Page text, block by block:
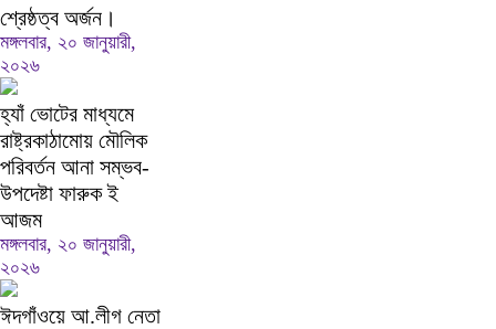
শ্রেষ্ঠত্ব অর্জন।
মঙ্গলবার, ২০ জানুয়ারী,
২০২৬
হ্যাঁ ভোটের মাধ্যমে
রাষ্ট্রকাঠামোয় মৌলিক
পরিবর্তন আনা সম্ভব-
উপদেষ্টা ফারুক ই
আজম
মঙ্গলবার, ২০ জানুয়ারী,
২০২৬
ঈদগাঁওয়ে আ.লীগ নেতা